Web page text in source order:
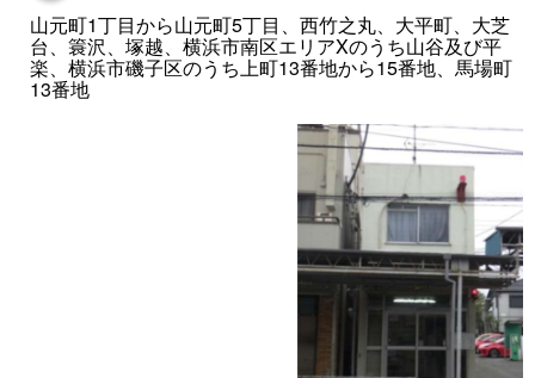
山元町1丁目から山元町5丁目、西竹之丸、大平町、大芝
台、簑沢、塚越、横浜市南区エリアXのうち山谷及び平
楽、横浜市磯子区のうち上町13番地から15番地、馬場町
13番地